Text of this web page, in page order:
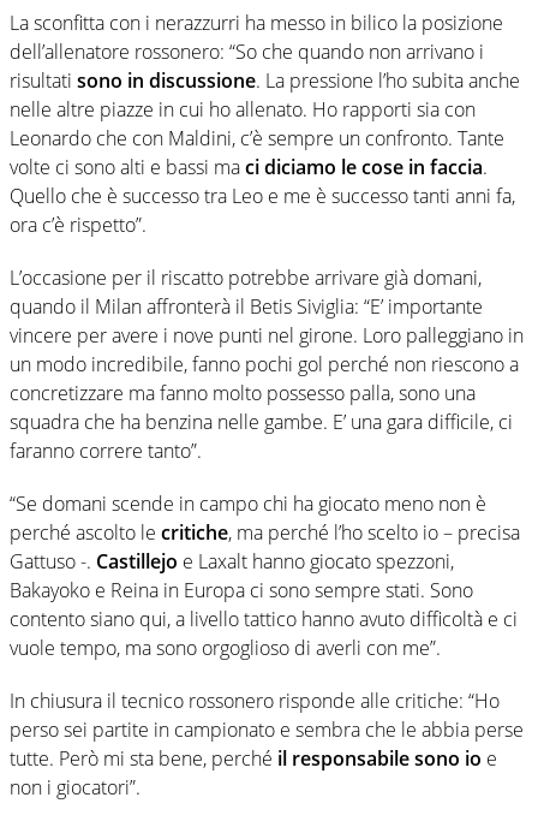
La sconfitta con i nerazzurri ha messo in bilico la posizione
dell’allenatore rossonero: “So che quando non arrivano i
risultati sono in discussione. La pressione l’ho subita anche
nelle altre piazze in cui ho allenato. Ho rapporti sia con
Leonardo che con Maldini, c’è sempre un confronto. Tante
volte ci sono alti e bassi maci diciamo le cose in faccia.
Quello che è successo tra Leo e me è successo tanti anni fa,
ora c’è rispetto”.
L’occasione per il riscatto potrebbe arrivare già domani,
quando il Milan affronterà il Betis Siviglia: “E’ importante
vincere per avere i nove punti nel girone. Loro palleggiano in
un modo incredibile, fanno pochi gol perché non riescono a
concretizzare ma fanno molto possesso palla, sono una
squadra che ha benzina nelle gambe. E’ una gara difficile, ci
faranno correre tanto”.
“Se domani scende in campo chi ha giocato meno non è
perché ascolto le critiche, ma perché l’ho scelto io – precisa
Gattuso -. Castillejo e Laxalt hanno giocato spezzoni,
Bakayoko e Reina in Europa ci sono sempre stati. Sono
contento siano qui, a livello tattico hanno avuto difficoltà e ci
vuole tempo, ma sono orgoglioso di averli con me”.
In chiusura il tecnico rossonero risponde alle critiche: “Ho
perso sei partite in campionato e sembra che le abbia perse
tutte. Però mi sta bene, perché il responsabile sono io e
non i giocatori”.